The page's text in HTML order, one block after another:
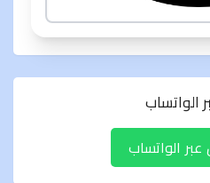
عبر الواتساب